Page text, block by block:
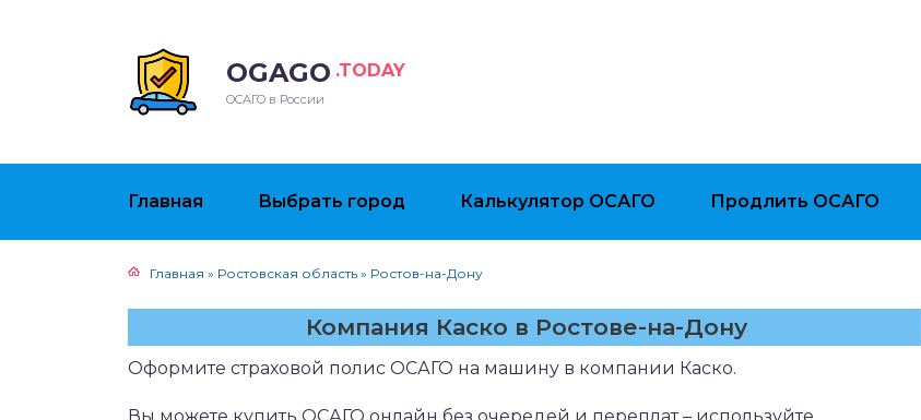
OGAGO .TODAY
ОСАГО в России
Главная Выбрать город Калькулятор ОСАГО Продлить ОСАГО
Главная » Ростовская область » Ростов-на-Дону
Компания Каско в Ростове-на-Дону
Оформите страховой полис ОСАГО на машину в компании Каско.